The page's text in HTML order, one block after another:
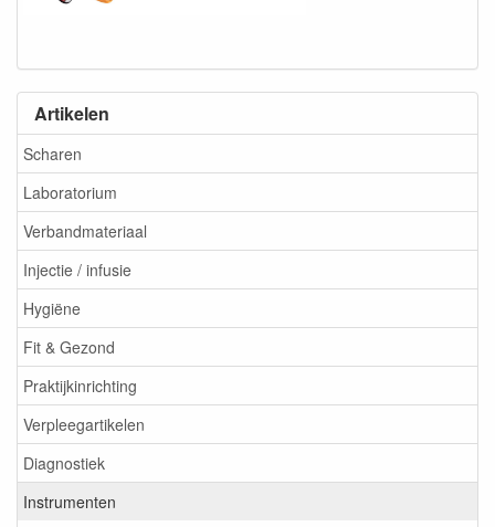
Artikelen
Scharen
Laboratorium
Verbandmateriaal
Injectie / infusie
Hygiëne
Fit & Gezond
Praktijkinrichting
Verpleegartikelen
Diagnostiek
Instrumenten